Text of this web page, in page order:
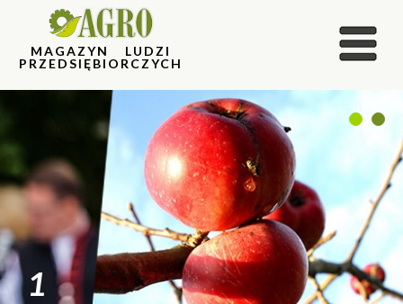
MAGAZYN LUDZI
PRZEDSIĘBIORCZYCH
1
1 2